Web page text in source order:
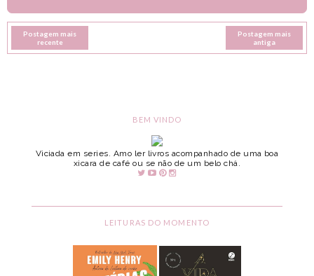
Postagem mais
recente
Postagem mais
antiga
BEM VINDO
Viciada em series. Amo ler livros acompanhado de uma boa
xicara de café ou se não de um belo chá.
LEITURAS DO MOMENTO